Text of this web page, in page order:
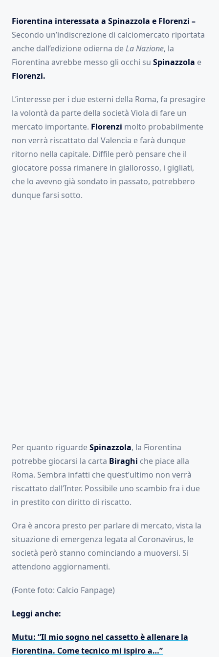
Fiorentina interessata a Spinazzola e Florenzi –
Secondo un’indiscrezione di calciomercato riportata
anche dall’edizione odierna deLa Nazione, la
Fiorentina avrebbe messo gli occhi su Spinazzola e
Florenzi.
L’interesse per i due esterni della Roma, fa presagire
la volontà da parte della società Viola di fare un
mercato importante. Florenzi molto probabilmente
non verrà riscattato dal Valencia e farà dunque
ritorno nella capitale. Diffile però pensare che il
giocatore possa rimanere in giallorosso, i gigliati,
che lo avevno già sondato in passato, potrebbero
dunque farsi sotto.
Per quanto riguardeSpinazzola, la Fiorentina
potrebbe giocarsi la carta Biraghi che piace alla
Roma. Sembra infatti che quest’ultimo non verrà
riscattato dall’Inter. Possibile uno scambio fra i due
in prestito con diritto di riscatto.
Ora è ancora presto per parlare di mercato, vista la
situazione di emergenza legata al Coronavirus, le
società però stanno cominciando a muoversi. Si
attendono aggiornamenti.
(Fonte foto: Calcio Fanpage)
Leggi anche:
Mutu: “Il mio sogno nel cassetto è allenare la
Fiorentina. Come tecnico mi ispiro a…”